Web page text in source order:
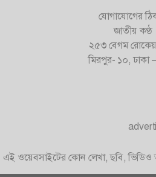
যোগাযোগের
জাতীয় কণ্ঠ
২৫৩ বেগম
মিরপুর- ১০, ঢাকা
এই ওয়েবসাইটের কোন লেখা, ছবি, ভিডিও